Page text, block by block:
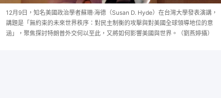
12月9日，知名美國政治學者蘇珊·海德（Susan D. Hyde）在台灣大學發表演講，
講題是「無約束的未來世界秩序：對民主制衡的攻擊與對美國全球領導地位的意
涵」，聚焦探討特朗普外交何以至此，又將如何影響美國與世界。（劉燕婷攝）